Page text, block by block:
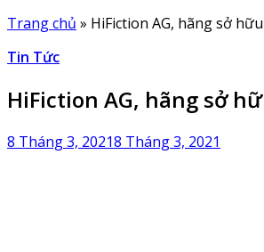
Trang chủ » HiFiction AG, hãng sở
Tin Tức
HiFiction AG, hãng sở
8 Tháng 3, 20218 Tháng 3, 2021